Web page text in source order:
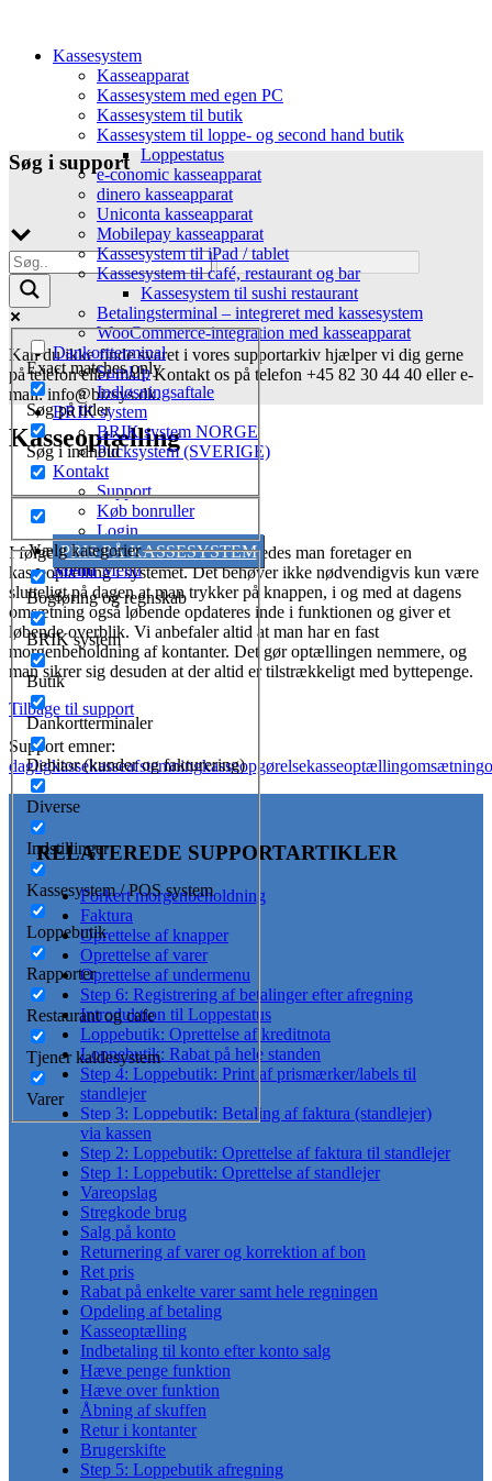
Kassesystem
Kasseapparat
Kassesystem med egen PC
Kassesystem til butik
Kassesystem til loppe- og second hand butik
Loppestatus
e-conomic kasseapparat
dinero kasseapparat
Uniconta kasseapparat
Mobilepay kasseapparat
Kassesystem til iPad / tablet
Kassesystem til café, restaurant og bar
Kassesystem til sushi restaurant
Betalingsterminal – integreret med kassesystem
WooCommerce-integration med kasseapparat
Dankortterminal
SumUp
Indløsningsaftale
BRIK system
BRIK system NORGE
Pucksystem (SVERIGE)
Kontakt
Support
Køb bonruller
Login
PRIS PÅ KASSESYSTEM
Menu Menu
Søg i support
Exact matches only
Søg på titler
Søg i indhold
Vælg kategorier
Bogføring og regnskab
BRIK system
Butik
Dankortterminaler
Debitor (kunder og fakturering)
Diverse
Indstillinger
Kassesystem / POS system
Loppebutik
Rapporter
Restaurant og cafe
Tjener kaldesystem
Varer
Kan du ikke finde svaret i vores supportarkiv hjælper vi dig gerne
på telefon eller mail. Kontakt os på telefon +45 82 30 44 40 eller e-
mail: info@bizsys.dk.
Kasseoptælling
I følgende video bliver det vist hvorledes man foretager en
kasseoptælling i systemet. Det behøver ikke nødvendigvis kun være
slutteligt på dagen at man trykker på knappen, i og med at dagens
omsætning også løbende opdateres inde i funktionen og giver et
løbende overblik. Vi anbefaler altid at man har en fast
morgenbeholdning af kontanter. Det gør optællingen nemmere, og
man sikrer sig desuden at der altid er tilstrækkeligt med byttepenge.
Tilbage til support
Support emner:
dagligkassekasseafstemningkasseopgørelsekasseoptællingomsætning
RELATEREDE SUPPORTARTIKLER
Forkert morgenbeholdning
Faktura
Oprettelse af knapper
Oprettelse af varer
Oprettelse af undermenu
Step 6: Registrering af betalinger efter afregning
Introduktion til Loppestatus
Loppebutik: Oprettelse af kreditnota
Loppebutik: Rabat på hele standen
Step 4: Loppebutik: Print af prismærker/labels til
standlejer
Step 3: Loppebutik: Betaling af faktura (standlejer)
via kassen
Step 2: Loppebutik: Oprettelse af faktura til standlejer
Step 1: Loppebutik: Oprettelse af standlejer
Vareopslag
Stregkode brug
Salg på konto
Returnering af varer og korrektion af bon
Ret pris
Rabat på enkelte varer samt hele regningen
Opdeling af betaling
Kasseoptælling
Indbetaling til konto efter konto salg
Hæve penge funktion
Hæve over funktion
Åbning af skuffen
Retur i kontanter
Brugerskifte
Step 5: Loppebutik afregning